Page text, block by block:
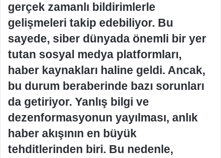
gerçek zamanlı bildirimlerle
gelişmeleri takip edebiliyor. Bu
sayede, siber dünyada önemli bir yer
tutan sosyal medya platformları,
haber kaynakları haline geldi. Ancak,
bu durum beraberinde bazı sorunları
da getiriyor. Yanlış bilgi ve
dezenformasyonun yayılması, anlık
haber akışının en büyük
tehditlerinden biri. Bu nedenle,